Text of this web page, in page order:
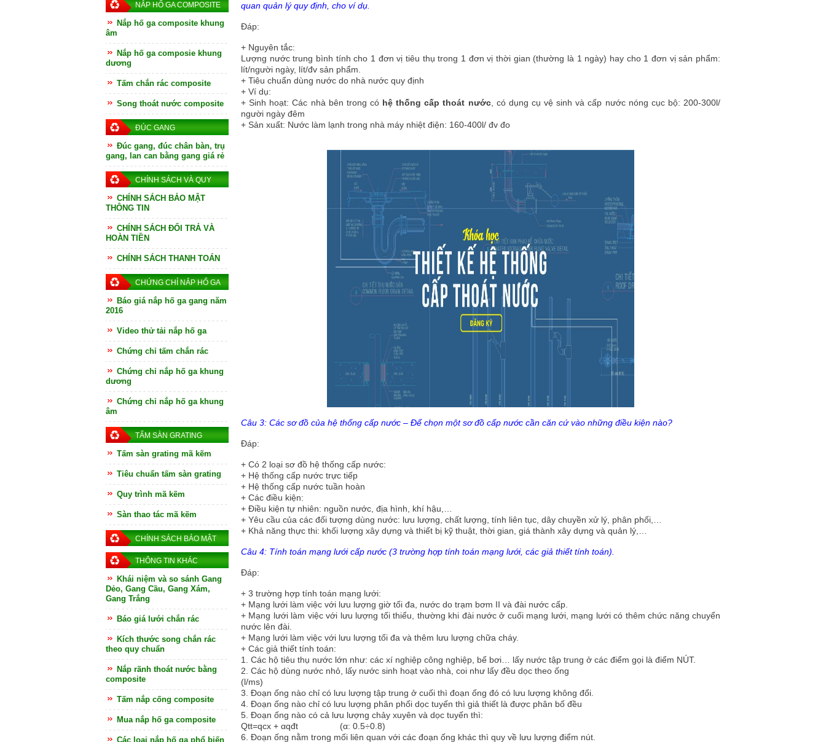
NẮP HỐ GA COMPOSITE
Nắp hố ga composite khung
âm
Nắp hố ga composie khung
dương
Tấm chắn rác composite
Song thoát nước composite
ĐÚC GANG
Đúc gang, đúc chân bàn, trụ
gang, lan can bằng gang giá rẻ
CHÍNH SÁCH VÀ QUY
ĐỊNH
CHÍNH SÁCH BẢO MẬT
THÔNG TIN
CHÍNH SÁCH ĐỔI TRẢ VÀ
HOÀN TIỀN
CHÍNH SÁCH THANH TOÁN
CHỨNG CHỈ NẮP HỐ GA
Báo giá nắp hố ga gang năm
2016
Video thử tải nắp hố ga
Chứng chỉ tấm chắn rác
Chứng chỉ nắp hố ga khung
dương
Chứng chỉ nắp hố ga khung
âm
TẤM SÀN GRATING
Tấm sàn grating mã kẽm
Tiêu chuẩn tấm sàn grating
Quy trình mã kẽm
Sàn thao tác mã kẽm
CHÍNH SÁCH BẢO MẬT
THÔNG TIN KHÁC
Khái niệm và so sánh Gang
Dẻo, Gang Cầu, Gang Xám,
Gang Trắng
Báo giá lưới chắn rác
Kích thước song chắn rác
theo quy chuẩn
Nắp rãnh thoát nước bằng
composite
Tấm nắp cống composite
Mua nắp hố ga composite
Các loại nắp hố ga phổ biến
quan quản lý quy định, cho ví dụ.
Đáp:
+ Nguyên tắc:
Lượng nước trung bình tính cho 1 đơn vị tiêu thụ trong 1 đơn vị thời gian (thường là 1 ngày) hay cho 1 đơn vị sản phẩm:
lít/người ngày, lít/đv sản phẩm.
+ Tiêu chuẩn dùng nước do nhà nước quy định
+ Ví dụ:
+ Sinh hoạt: Các nhà bên trong có hệ thống cấp thoát nước, có dụng cụ vệ sinh và cấp nước nóng cục bộ: 200-300l/
người ngày đêm
+ Sản xuất: Nước làm lạnh trong nhà máy nhiệt điện: 160-400l/ đv đo
Câu 3: Các sơ đồ của hệ thống cấp nước – Để chọn một sơ đồ cấp nước cần căn cứ vào những điều kiện nào?
Đáp:
+ Có 2 loại sơ đồ hệ thống cấp nước:
+ Hệ thống cấp nước trực tiếp
+ Hệ thống cấp nước tuần hoàn
+ Các điều kiện:
+ Điều kiện tự nhiên: nguồn nước, địa hình, khí hậu,…
+ Yêu cầu của các đối tượng dùng nước: lưu lượng, chất lượng, tính liên tục, dây chuyền xử lý, phân phối,…
+ Khả năng thực thi: khối lượng xây dựng và thiết bị kỹ thuật, thời gian, giá thành xây dựng và quản lý,…
Câu 4: Tính toán mạng lưới cấp nước (3 trường hợp tính toán mạng lưới, các giả thiết tính toán).
Đáp:
+ 3 trường hợp tính toán mạng lưới:
+ Mạng lưới làm việc với lưu lượng giờ tối đa, nước do trạm bơm II và đài nước cấp.
+ Mạng lưới làm việc với lưu lượng tối thiểu, thường khi đài nước ở cuối mạng lưới, mạng lưới có thêm chức năng chuyển
nước lên đài.
+ Mạng lưới làm việc với lưu lượng tối đa và thêm lưu lượng chữa cháy.
+ Các giả thiết tính toán:
1.
Các hộ tiêu thụ nước lớn như: các xí nghiệp công nghiệp, bể bơi… lấy nước tập trung ở các điểm gọi là điểm NÚT.
2. Các hộ dùng nước nhỏ, lấy nước sinh hoạt vào nhà, coi như lấy đều dọc theo ống
(l/ms)
3. Đoạn ống nào chỉ có lưu lượng tập trung ở cuối thì đoạn ống đó có lưu lượng không đổi.
4. Đoạn ống nào chỉ có lưu lượng phân phối dọc tuyến thì giả thiết là được phân bố đều
5. Đoạn ống nào có cả lưu lượng chảy xuyên và dọc tuyến thì:
Qtt=qcx + αqđt (α: 0.5÷0.8)
6. Đoạn ống nằm trong mối liên quan với các đoạn ống khác thì quy về lưu lượng điểm nút.